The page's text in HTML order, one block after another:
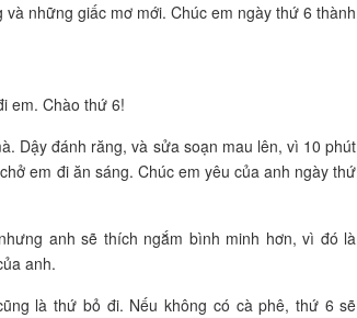
những giấc mơ mới. Chúc em ngày thứ 6 thành
em. Chào thứ 6!
Dậy đánh răng, và sửa soạn mau lên, vì 10 phút
em đi ăn sáng. Chúc em yêu của anh ngày thứ
anh sẽ thích ngắm bình minh hơn, vì đó là
anh.
là thứ bỏ đi. Nếu không có cà phê, thứ 6 sẽ